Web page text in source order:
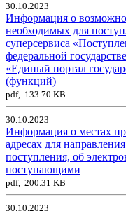
30.10.2023
Информация о
необходимых для
суперсервиса
федеральной
«Единый портал
(функций)
pdf, 133.70 KB
30.10.2023
Информация о местах
адресах для
поступления, об
поступающими
pdf, 200.31 KB
30.10.2023